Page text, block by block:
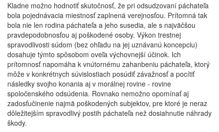
Kladne možno hodnotiť skutočnosť, že pri odsudzovaní páchateľa
bola pojednávacia miestnosť zaplnená verejnosťou. Prítomná tak
bola nie len rodina páchateľa a jeho susedia, ale s najväčšou
pravdepodobnosťou aj poškodené osoby. Výkon trestnej
spravodlivosti súdom (bez ohľadu na jej uznávanú koncepciu)
dosahuje týmto spôsobom oveľa výchovnejší účinok. Ich
prítomnosť napomáha k vnútornému zahanbeniu páchateľa, ktorý
môže v konkrétnych súvislostiach posúdiť závažnosť a pocítiť
následky svojho konania aj v morálnej rovine - rovine
spoločenského odsúdenia. Rovnako nemožno opomínať aj
zadosťučinenie najmä poškodených subjektov, pre ktoré je neraz
dôležitejším spravodlivý postih páchateľa než dosiahnutie náhrady
škody.